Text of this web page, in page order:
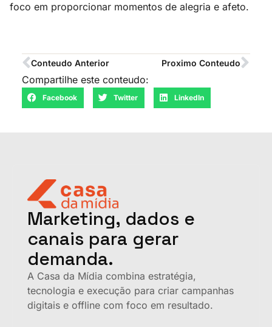
foco em proporcionar momentos de alegria e afeto.
Conteudo Anterior Proximo Conteudo
Compartilhe este conteudo:
Facebook Twitter LinkedIn
Marketing, dados e
canais para gerar
demanda.
A Casa da Mídia combina estratégia,
tecnologia e execução para criar campanhas
digitais e offline com foco em resultado.